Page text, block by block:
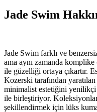
Jade Swim
Jade Swim farklı ve
ama aynı zamanda
ile güzelliği ortaya çıkartır.
Kozerski tarafından
minimalist estetiğini yenilikçi
ile birleştiriyor.
şekillendirmek için lüks